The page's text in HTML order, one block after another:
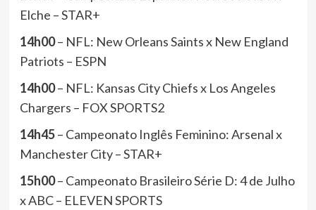
Elche – STAR+
14h00– NFL: New Orleans Saints x New England
Patriots – ESPN
14h00– NFL: Kansas City Chiefs x Los Angeles
Chargers – FOX SPORTS2
14h45– Campeonato Inglês Feminino: Arsenal x
Manchester City – STAR+
15h00– Campeonato Brasileiro Série D: 4 de Julho
x ABC – ELEVEN SPORTS